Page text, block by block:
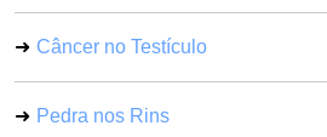
Câncer no Testículo
Pedra nos Rins